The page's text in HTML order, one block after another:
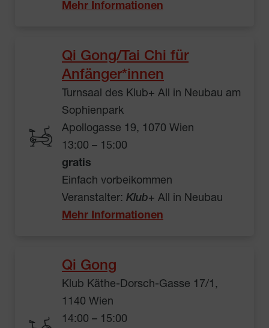
Mehr Informationen
Qi Gong/Tai Chi für
Anfänger*innen
Turnsaal des Klub+ All in Neubau am
Sophienpark
Apollogasse 19, 1070 Wien
13:00 – 15:00
gratis
Einfach vorbeikommen
Veranstalter: Klub+ All in Neubau
Mehr Informationen
Qi Gong
Klub Käthe-Dorsch-Gasse 17/1,
1140 Wien
14:00 – 15:00